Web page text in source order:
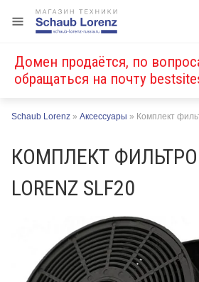
Домен продаётся, по
обращаться на почту
Schaub Lorenz » Аксессуары » Комплект
КОМПЛЕКТ
LORENZ SLF20